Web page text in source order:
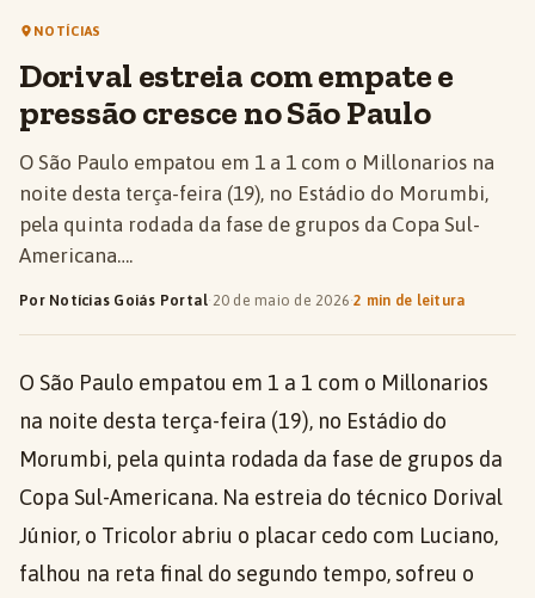
NOTÍCIAS
Dorival estreia com empate e
pressão cresce no São Paulo
O São Paulo empatou em 1 a 1 com o Millonarios na
noite desta terça-feira (19), no Estádio do Morumbi,
pela quinta rodada da fase de grupos da Copa Sul-
Americana….
Por Notícias Goiás Portal·20 de maio de 2026·2 min de leitura
O São Paulo empatou em 1 a 1 com o Millonarios
na noite desta terça-feira (19), no Estádio do
Morumbi, pela quinta rodada da fase de grupos da
Copa Sul-Americana. Na estreia do técnico Dorival
Júnior, o Tricolor abriu o placar cedo com Luciano,
falhou na reta final do segundo tempo, sofreu o